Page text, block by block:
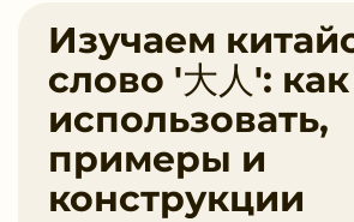
Изучаем
слово '大人': как
использовать,
примеры и
конструкции